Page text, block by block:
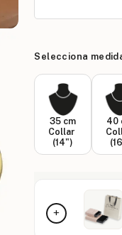
Selecciona
35 cm
Collar
(14")
40